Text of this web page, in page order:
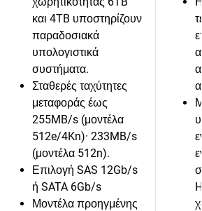
και 4TB υποστηρίζουν
παραδοσιακά
υπολογιστικά
συστήματα.
Σταθερές ταχύτητες
μεταφοράς έως
255MB/s (μοντέλα
512e/4Kn)· 233MB/s
(μοντέλα 512n).
Επιλογή SAS 12Gb/s
ή SATA 6Gb/s
Μοντέλα προηγμένης